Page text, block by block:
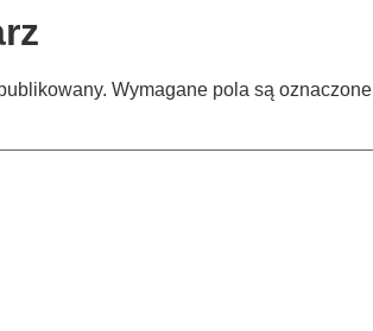
Wymagane pola są oznaczone